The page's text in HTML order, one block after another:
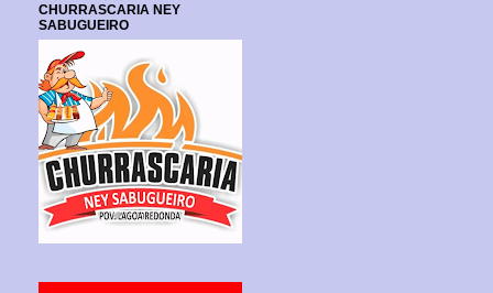
CHURRASCARIA NEY
SABUGUEIRO